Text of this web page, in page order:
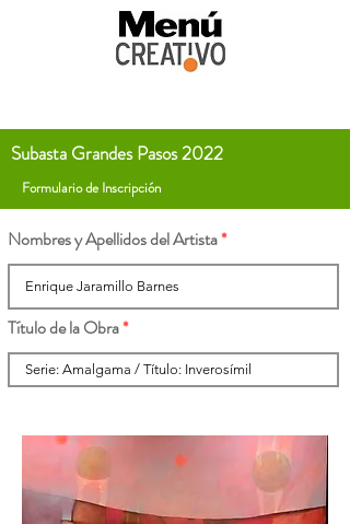
Subasta Grandes Pasos 2022
Formulario de Inscripción
Nombres y Apellidos del Artista
Título de la Obra